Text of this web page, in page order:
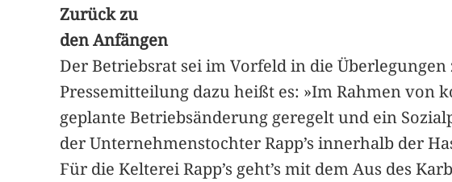
Zurück zu
den Anfängen
Der Betriebsrat sei im Vorfeld in die
Pressemitteilung dazu heißt es: »Im Rahmen von
geplante Betriebsänderung geregelt und ein
der Unternehmenstochter Rapp’s innerhalb der
Für die Kelterei Rapp’s geht’s mit dem Aus des